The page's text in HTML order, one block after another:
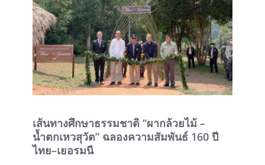
เส้นทางศึกษาธรรมชาติ “ผากล้วยไม้ –
น้ำตกเหวสุวัต” ฉลองความสัมพันธ์ 160 ปี
ไทย–เยอรมนี